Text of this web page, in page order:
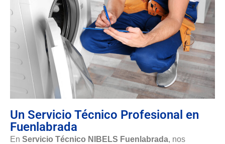
Un Servicio Técnico Profesional en
Fuenlabrada
En Servicio Técnico NIBELS Fuenlabrada, nos